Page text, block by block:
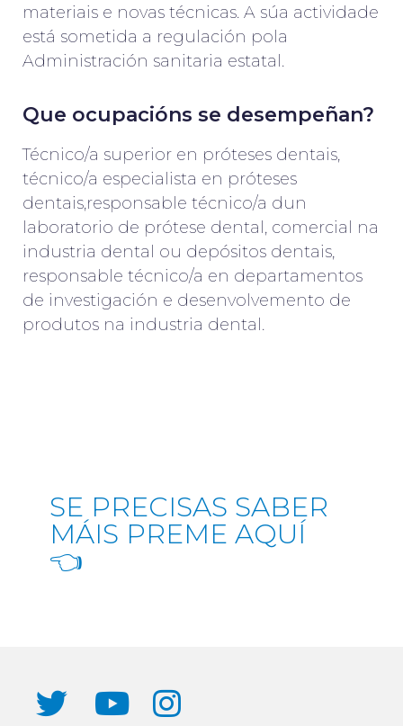
materiais e novas técnicas. A súa actividade
está sometida a regulación pola
Administración sanitaria estatal.
Que ocupacións se desempeñan?
Técnico/a superior en próteses dentais,
técnico/a especialista en próteses
dentais,responsable técnico/a dun
laboratorio de prótese dental, comercial na
industria dental ou depósitos dentais,
responsable técnico/a en departamentos
de investigación e desenvolvemento de
produtos na industria dental.
SE PRECISAS SABER
MÁIS PREME AQUÍ
👈